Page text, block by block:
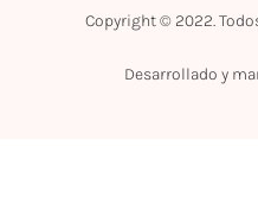
Copyright © 2022.
Desarrollado y